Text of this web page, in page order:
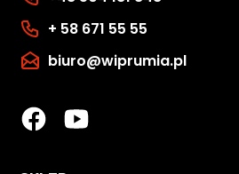
+ 58 671 55 55
biuro@wiprumia.pl